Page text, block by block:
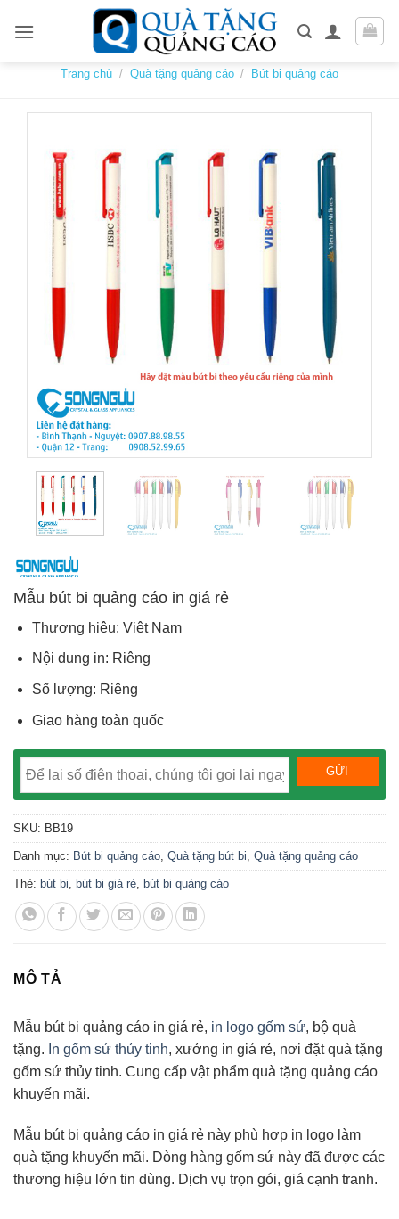
Trang chủ / Quà tặng quảng cáo / Bút bi quảng cáo
Mẫu bút bi quảng cáo in giá rẻ
Thương hiệu: Việt Nam
Nội dung in: Riêng
Số lượng: Riêng
Giao hàng toàn quốc
SKU: BB19
Danh mục: Bút bi quảng cáo, Quà tặng bút bi, Quà tặng quảng cáo
Thẻ: bút bi, bút bi giá rẻ, bút bi quảng cáo
MÔ TẢ
Mẫu bút bi quảng cáo in giá rẻ, in logo gốm sứ, bộ quà
tặng. In gốm sứ thủy tinh, xưởng in giá rẻ, nơi đặt quà tặng
gốm sứ thủy tinh. Cung cấp vật phẩm quà tặng quảng cáo
khuyến mãi.
Mẫu bút bi quảng cáo in giá rẻ này phù hợp in logo làm
quà tặng khuyến mãi. Dòng hàng gốm sứ này đã được các
thương hiệu lớn tin dùng. Dịch vụ trọn gói, giá cạnh tranh.